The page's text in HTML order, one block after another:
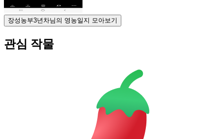
장성농부3년차님의 영농일지 모아보기
관심 작물